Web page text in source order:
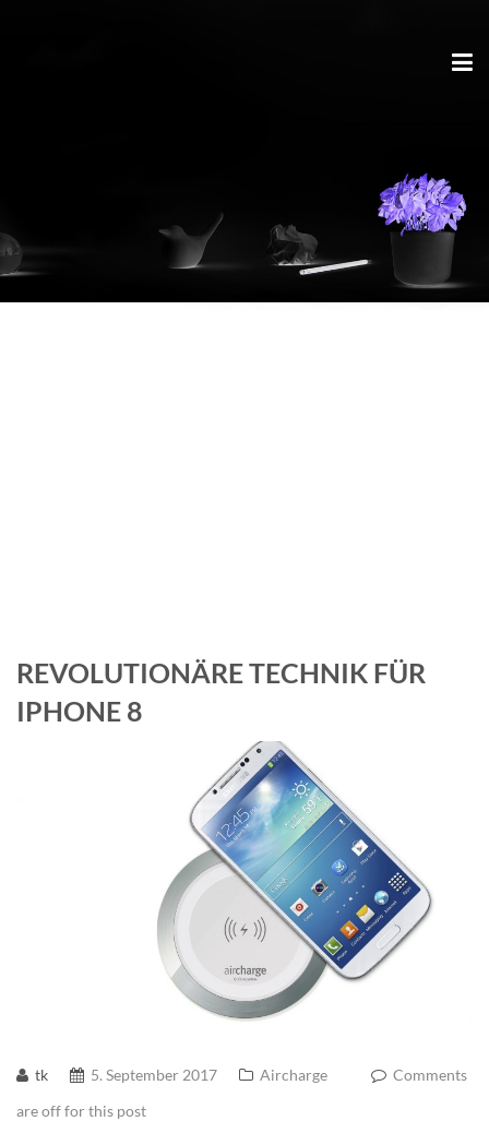
Schlagwort:
REVOLUTIONÄRE TECHNIK FÜR
IPHONE 8
tk 5. September 2017 Aircharge
Comments
are off for this post